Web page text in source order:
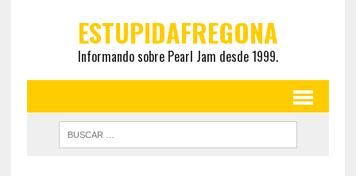
ESTUPIDAFREGONA
Informando sobre Pearl Jam desde 1999.